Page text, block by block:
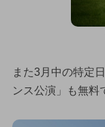
また3月中の特定
ンス公演」も無料